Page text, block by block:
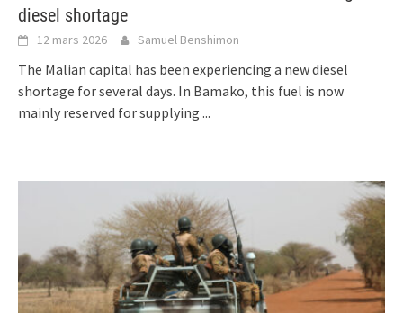
diesel shortage
12 mars 2026 Samuel Benshimon
The Malian capital has been experiencing a new diesel
shortage for several days. In Bamako, this fuel is now
mainly reserved for supplying ...